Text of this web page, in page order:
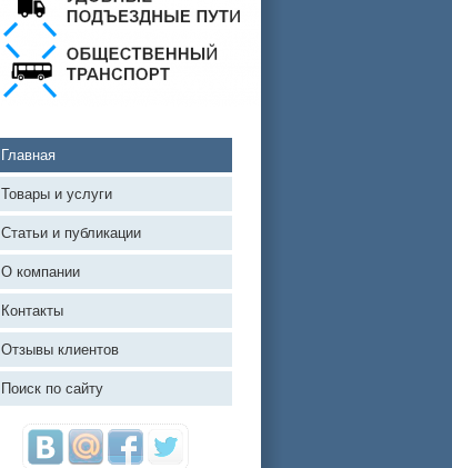
Главная
Товары и услуги
Статьи и публикации
О компании
Контакты
Отзывы клиентов
Поиск по сайту